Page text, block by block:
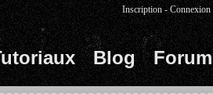
Blog Forum
Inscription -Connexion